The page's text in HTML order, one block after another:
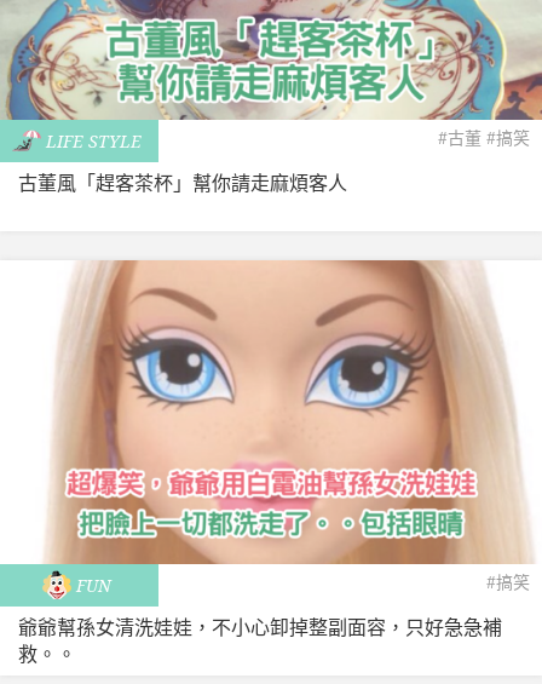
LIFE STYLE #古董 #搞笑
古董風「趕客茶杯」幫你請走麻煩客人
FUN #搞笑
爺爺幫孫女清洗娃娃，不小心卸掉整副面容，只好急急補
救。。